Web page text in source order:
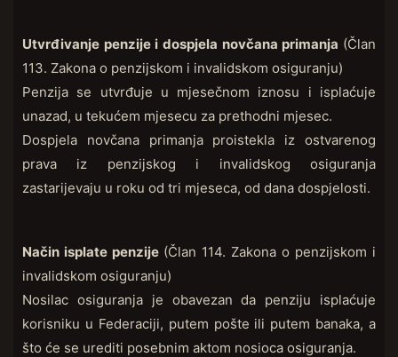
Utvrđivanje penzije i dospjela novčana primanja (Član
113. Zakona o penzijskom i invalidskom osiguranju)
Penzija se utvrđuje u mjesečnom iznosu i isplaćuje
unazad, u tekućem mjesecu za prethodni mjesec.
Dospjela novčana primanja proistekla iz ostvarenog
prava iz penzijskog i invalidskog osiguranja
zastarijevaju u roku od tri mjeseca, od dana dospjelosti.
Način isplate penzije (Član 114. Zakona o penzijskom i
invalidskom osiguranju)
Nosilac osiguranja je obavezan da penziju isplaćuje
korisniku u Federaciji, putem pošte ili putem banaka, a
što će se urediti posebnim aktom nosioca osiguranja.